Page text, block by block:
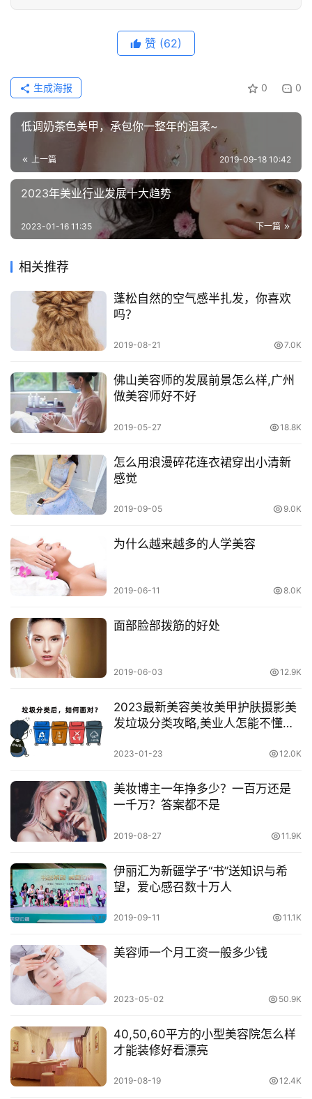
赞 (62)
0 0
生成海报
低调奶茶色美甲，承包你一整年的温柔~
上一篇 2019-09-18 10:42
2023年美业行业发展十大趋势
下一篇
2023-01-16 11:35
相关推荐
蓬松自然的空气感半扎发，你喜欢
吗？
2019-08-21 7.0K
佛山美容师的发展前景怎么样,广州
做美容师好不好
2019-05-27 18.8K
怎么用浪漫碎花连衣裙穿出小清新
感觉
2019-09-05 9.0K
为什么越来越多的人学美容
2019-06-11 8.0K
面部脸部拨筋的好处
2019-06-03 12.9K
2023最新美容美妆美甲护肤摄影美
发垃圾分类攻略,美业人怎能不懂垃
2023-01-23 12.0K
美妆博主一年挣多少？一百万还是
一千万？答案都不是
2019-08-27 11.9K
伊丽汇为新疆学子“书”送知识与希
望，爱心感召数十万人
2019-09-11 11.1K
美容师一个月工资一般多少钱
2023-05-02 50.9K
40,50,60平方的小型美容院怎么样
才能装修好看漂亮
2019-08-19 12.4K